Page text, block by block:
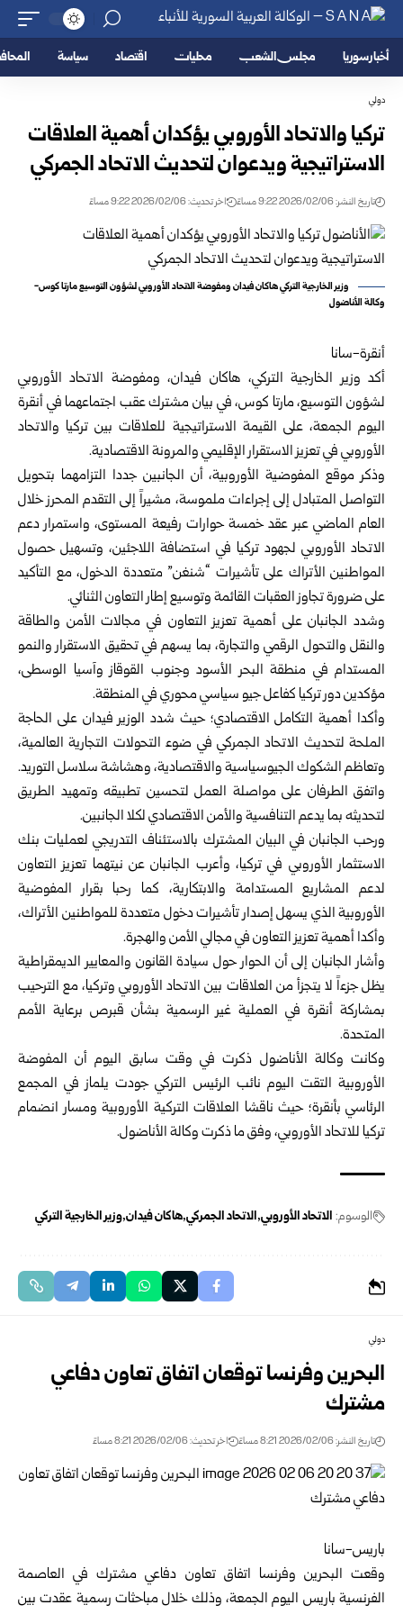
أخبار سوريا مجلس الشعب محليات اقتصاد سياسة
دولي
تركيا والاتحاد الأوروبي يؤكدان أهمية العلاقات
الاستراتيجية ويدعوان لتحديث الاتحاد الجمركي
تاريخ النشر: 2026/02/06 9:22 مساءً اخر تحديث: 2026/02/06 9:22 مساءً
وزير الخارجية التركي هاكان فيدان ومفوضة الاتحاد الأوروبي لشؤون التوسيع مارتا كوس-
وكالة الأناضول
أنقرة-سانا
أكد وزير الخارجية التركي، هاكان فيدان، ومفوضة الاتحاد الأوروبي
لشؤون التوسيع، مارتا كوس، في بيان مشترك عقب اجتماعهما في أنقرة
اليوم الجمعة، على القيمة الاستراتيجية للعلاقات بين تركيا والاتحاد
الأوروبي في تعزيز الاستقرار الإقليمي والمرونة الاقتصادية.
وذكر موقع المفوضية الأوروبية، أن الجانبين جددا التزامهما بتحويل
التواصل المتبادل إلى إجراءات ملموسة، مشيراً إلى التقدم المحرز خلال
العام الماضي عبر عقد خمسة حوارات رفيعة المستوى، واستمرار دعم
الاتحاد الأوروبي لجهود تركيا في استضافة اللاجئين، وتسهيل حصول
المواطنين الأتراك على تأشيرات “شنغن” متعددة الدخول، مع التأكيد
على ضرورة تجاوز العقبات القائمة وتوسيع إطار التعاون الثنائي.
وشدد الجانبان على أهمية تعزيز التعاون في مجالات الأمن والطاقة
والنقل والتحول الرقمي والتجارة، بما يسهم في تحقيق الاستقرار والنمو
المستدام في منطقة البحر الأسود وجنوب القوقاز وآسيا الوسطى،
مؤكدين دور تركيا كفاعل جيو سياسي محوري في المنطقة.
وأكدا أهمية التكامل الاقتصادي؛ حيث شدد الوزير فيدان على الحاجة
الملحة لتحديث الاتحاد الجمركي في ضوء التحولات التجارية العالمية،
وتعاظم الشكوك الجيوسياسية والاقتصادية، وهشاشة سلاسل التوريد.
واتفق الطرفان على مواصلة العمل لتحسين تطبيقه وتمهيد الطريق
لتحديثه بما يدعم التنافسية والأمن الاقتصادي لكلا الجانبين.
ورحب الجانبان في البيان المشترك بالاستئناف التدريجي لعمليات بنك
الاستثمار الأوروبي في تركيا، وأعرب الجانبان عن نيتهما تعزيز التعاون
لدعم المشاريع المستدامة والابتكارية، كما رحبا بقرار المفوضية
الأوروبية الذي يسهل إصدار تأشيرات دخول متعددة للمواطنين الأتراك،
وأكدا أهمية تعزيز التعاون في مجالي الأمن والهجرة.
وأشار الجانبان إلى أن الحوار حول سيادة القانون والمعايير الديمقراطية
يظل جزءاً لا يتجزأ من العلاقات بين الاتحاد الأوروبي وتركيا، مع الترحيب
بمشاركة أنقرة في العملية غير الرسمية بشأن قبرص برعاية الأمم
المتحدة.
وكانت وكالة الأناضول ذكرت في وقت سابق اليوم أن المفوضة
الأوروبية التقت اليوم نائب الرئيس التركي جودت يلماز في المجمع
الرئاسي بأنقرة؛ حيث ناقشا العلاقات التركية الأوروبية ومسار انضمام
تركيا للاتحاد الأوروبي، وفق ما ذكرت وكالة الأناضول.
الوسوم: الاتحاد الأوروبي الاتحاد الجمركي هاكان فيدان وزير الخارجية التركي
دولي
البحرين وفرنسا توقعان اتفاق تعاون دفاعي
مشترك
تاريخ النشر: 2026/02/06 8:21 مساءً اخر تحديث: 2026/02/06 8:21 مساءً
باريس-سانا
وقعت البحرين وفرنسا اتفاق تعاون دفاعي مشترك في العاصمة
الفرنسية باريس اليوم الجمعة، وذلك خلال مباحثات رسمية عقدت بين